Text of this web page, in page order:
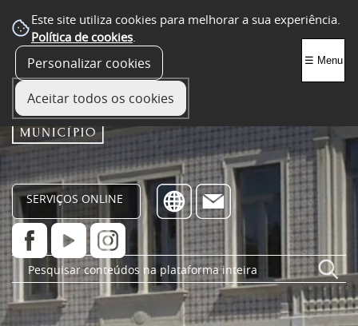
Este site utiliza cookies para melhorar a sua experiência.
Política de cookies.
Personalizar cookies
Aceitar todos os cookies
SERVIÇOS ONLINE
☰ Menu